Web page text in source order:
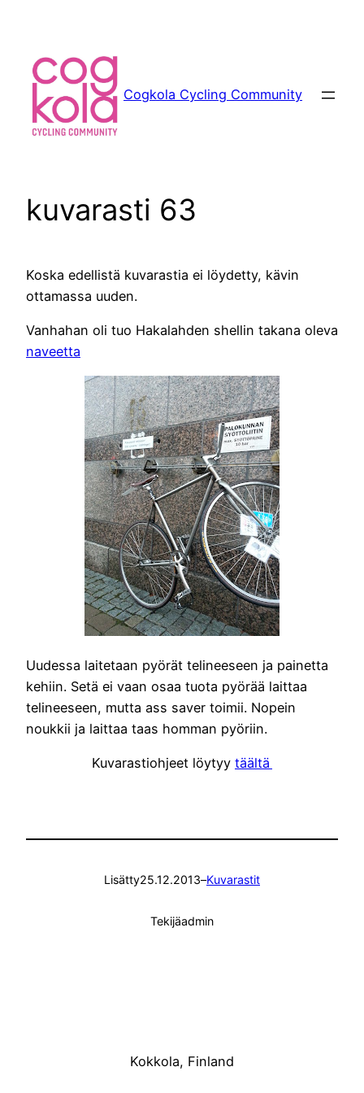
Cogkola Cycling Community
kuvarasti 63
Koska edellistä kuvarastia ei löydetty, kävin
ottamassa uuden.
Vanhahan oli tuo Hakalahden shellin takana oleva
naveetta
Uudessa laitetaan pyörät telineeseen ja painetta
kehiin. Setä ei vaan osaa tuota pyörää laittaa
telineeseen, mutta ass saver toimii. Nopein
noukkii ja laittaa taas homman pyöriin.
Kuvarastiohjeet löytyy täältä
Lisätty25.12.2013–Kuvarastit
Tekijäadmin
Kokkola, Finland